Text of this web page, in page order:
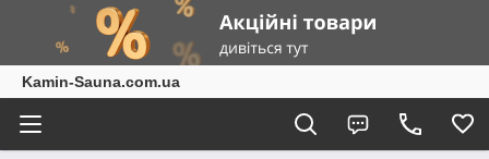
Kamin-Sauna.com.ua